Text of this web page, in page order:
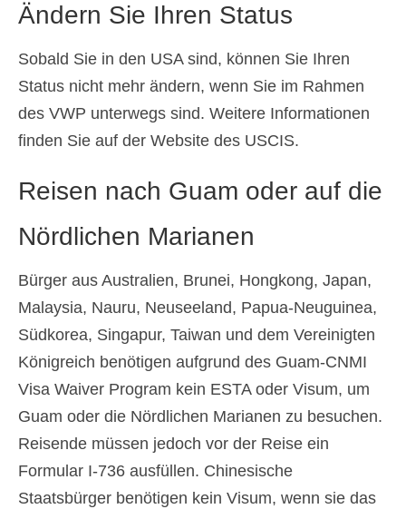
Ändern Sie Ihren Status
Sobald Sie in den USA sind, können Sie Ihren
Status nicht mehr ändern, wenn Sie im Rahmen
des VWP unterwegs sind. Weitere Informationen
finden Sie auf der Website des USCIS.
Reisen nach Guam oder auf die
Nördlichen Marianen
Bürger aus Australien, Brunei, Hongkong, Japan,
Malaysia, Nauru, Neuseeland, Papua-Neuguinea,
Südkorea, Singapur, Taiwan und dem Vereinigten
Königreich benötigen aufgrund des Guam-CNMI
Visa Waiver Program kein ESTA oder Visum, um
Guam oder die Nördlichen Marianen zu besuchen.
Reisende müssen jedoch vor der Reise ein
Formular I-736 ausfüllen. Chinesische
Staatsbürger benötigen kein Visum, wenn sie das